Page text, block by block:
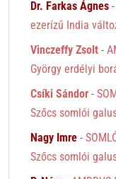
Dr. Farkas Ágnes -
ezerízű India
Vinczeffy Zsolt -
György erdélyi
Csíki Sándor -
Szőcs somlói
Nagy Imre -
Szőcs somlói